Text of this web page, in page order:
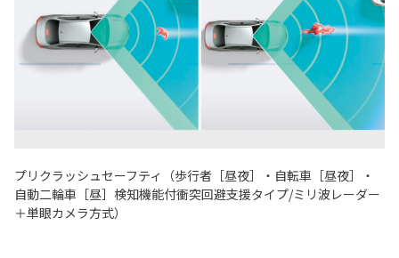
プリクラッシュセーフティ（歩行者［昼夜］・自転車［昼夜］・
自動二輪車［昼］検知機能付衝突回避支援タイプ/ミリ波レーダー
＋単眼カメラ方式）